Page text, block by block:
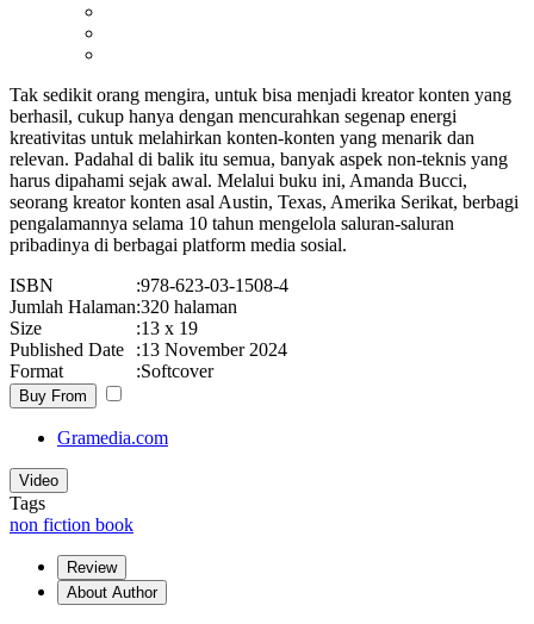
Tak sedikit orang mengira, untuk bisa menjadi kreator konten yang
berhasil, cukup hanya dengan mencurahkan segenap energi
kreativitas untuk melahirkan konten-konten yang menarik dan
relevan. Padahal di balik itu semua, banyak aspek non-teknis yang
harus dipahami sejak awal. Melalui buku ini, Amanda Bucci,
seorang kreator konten asal Austin, Texas, Amerika Serikat, berbagi
pengalamannya selama 10 tahun mengelola saluran-saluran
pribadinya di berbagai platform media sosial.
ISBN
:978-623-03-1508-4
Jumlah Halaman:320 halaman
Size
:13 x 19
Published Date
:13 November 2024
Format
:Softcover
Buy From
Gramedia.com
Video
Tags
non fiction book
Review
About Author